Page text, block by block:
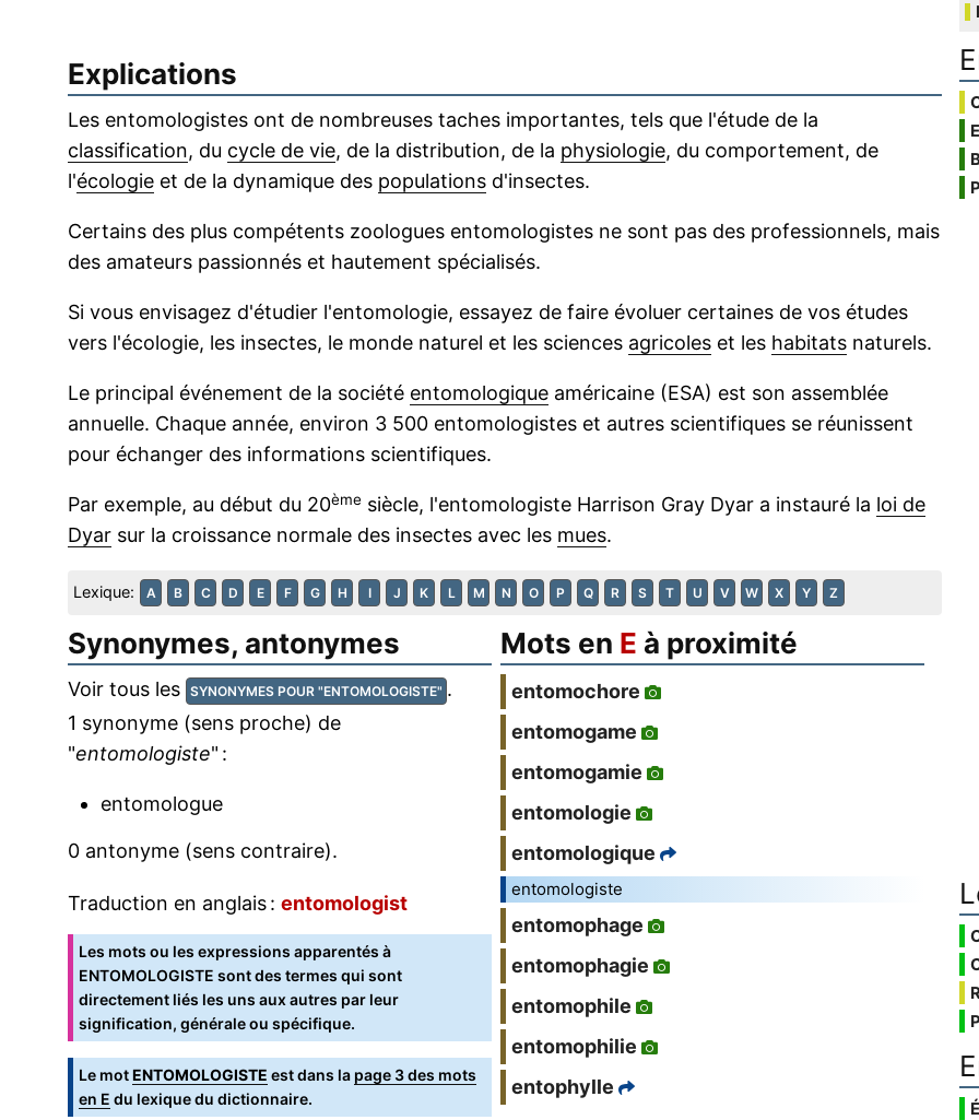
Explications
Les entomologistes ont de nombreuses taches importantes, tels que l'étude de la
classification, du cycle de vie, de la distribution, de la physiologie, du comportement, de
l'écologie et de la dynamique des populations d'insectes.
Certains des plus compétents zoologues entomologistes ne sont pas des professionnels, mais
des amateurs passionnés et hautement spécialisés.
Si vous envisagez d'étudier l'entomologie, essayez de faire évoluer certaines de vos études
vers l'écologie, les insectes, le monde naturel et les sciences agricoles et les habitats naturels.
Le principal événement de la société entomologique américaine (ESA) est son assemblée
annuelle. Chaque année, environ 3 500 entomologistes et autres scientifiques se réunissent
pour échanger des informations scientifiques.
Par exemple, au début du 20ème siècle, l'entomologiste Harrison Gray Dyar a instauré la loi de
Dyar sur la croissance normale des insectes avec les mues.
Lexique: A B C D E F G H I J K L M N O P Q R S T U V W X Y Z
Synonymes, antonymes
Voir tous les SYNONYMES POUR "ENTOMOLOGISTE" .
1 synonyme (sens proche) de
"entomologiste" :
entomologue
0 antonyme (sens contraire).
Traduction en anglais : entomologist
Les mots ou les expressions apparentés à
ENTOMOLOGISTE sont des termes qui sont
directement liés les uns aux autres par leur
signification, générale ou spécifique.
Le motENTOMOLOGISTE est dans la page 3 des mots
en E du lexique du dictionnaire.
Mots en E à proximité
entomochore
entomogame
entomogamie
entomologie
entomologique
entomologiste
entomophage
entomophagie
entomophile
entomophilie
entophylle